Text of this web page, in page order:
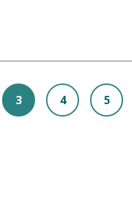
3 4 5